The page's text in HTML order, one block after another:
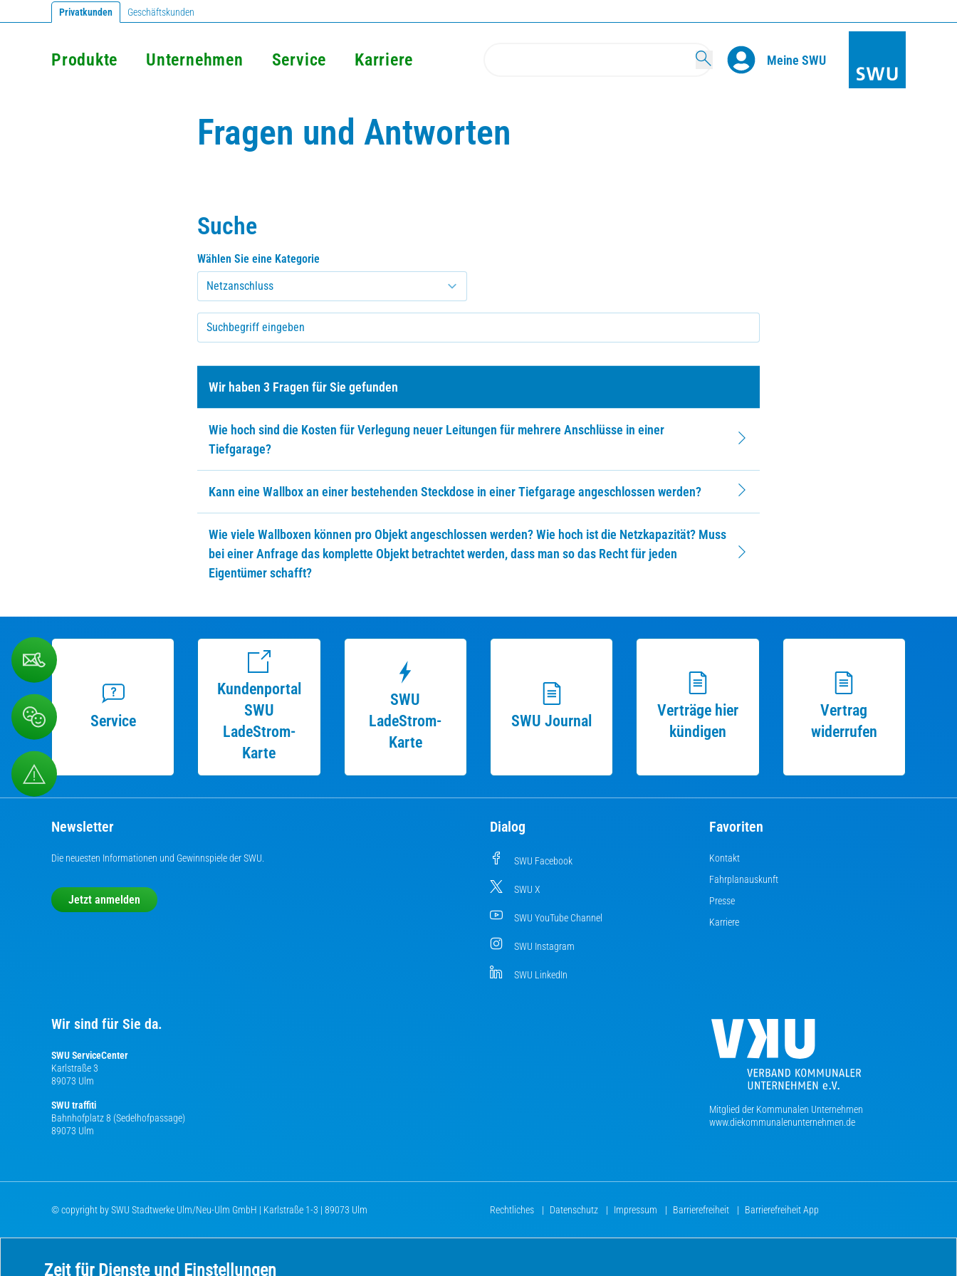
Privatkunden Geschäftskunden
Produkte Unternehmen Service Karriere Search Meine SWU
Fragen und Antworten
Suche
FAQ Bereich
Wählen Sie eine Kategorie
Suchbegriff eingeben
Wir haben 3 Fragen für Sie gefunden
Wie hoch sind die Kosten für Verlegung neuer Leitungen für mehrere Anschlüsse in einer
Tiefgarage?
Kann eine Wallbox an einer bestehenden Steckdose in einer Tiefgarage angeschlossen werden?
Wie viele Wallboxen können pro Objekt angeschlossen werden? Wie hoch ist die Netzkapazität? Muss
bei einer Anfrage das komplette Objekt betrachtet werden, dass man so das Recht für jeden
Eigentümer schafft?
Service
Kundenportal
SWU
LadeStrom-
Karte
SWU
LadeStrom-
Karte
SWU Journal
Verträge hier
kündigen
Vertrag
widerrufen
Newsletter
Die neuesten Informationen und Gewinnspiele der SWU.
Jetzt anmelden
Dialog
SWU Facebook
SWU X
SWU YouTube Channel
SWU Instagram
SWU LinkedIn
Favoriten
Kontakt
Fahrplanauskunft
Presse
Karriere
Wir sind für Sie da.
SWU ServiceCenter
Karlstraße 3
89073 Ulm
SWU traffiti
Bahnhofplatz 8 (Sedelhofpassage)
89073 Ulm
Mitglied der Kommunalen Unternehmen
www.diekommunalenunternehmen.de
© copyright by SWU Stadtwerke Ulm/Neu-Ulm GmbH | Karlstraße 1-3 | 89073 Ulm Rechtliches | Datenschutz | Impressum | Barrierefreiheit | Barrierefreiheit App